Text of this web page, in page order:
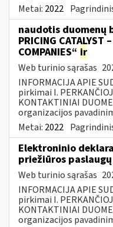
Metai: 2022
naudotis duomenų
PRICING CATALYST
COMPANIES“ ir
Web turinio sąrašas
INFORMACIJA APIE
pirkimai I.
KONTAKTINIAI
organizacijos
Metai: 2022
Elektroninio
priežiūros
Web turinio sąrašas
INFORMACIJA APIE
pirkimai I.
KONTAKTINIAI
organizacijos